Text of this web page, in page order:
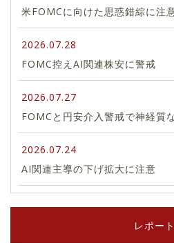
米FOMCに向けた思惑錯綜に注
2026.07.28
FOMC控えAI関連株安に警戒
2026.07.27
FOMCと円安介入警戒で神経質
2026.07.24
AI関連主導の下げ拡大に注意
レポート